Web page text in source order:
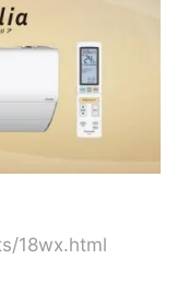
18wx.html